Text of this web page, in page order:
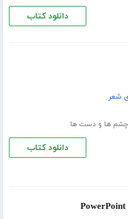
دانلود کتاب
شعر
ها و دست ها
دانلود کتاب